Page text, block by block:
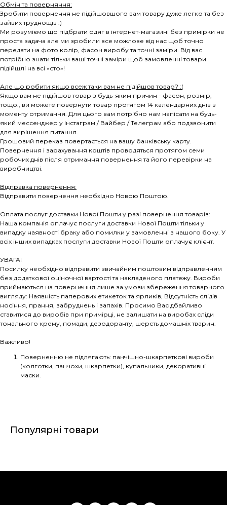
Обмін та поверняння:
Зробити повернення не підійшовшого вам товару дуже легко та без
зайвих труднощів :)
Ми розуміємо що підбрати одяг в інтернет-магазині без примірки не
проста задача але ми зробили все можлове від нас щоб точно
передати на фото колір, фасон виробу та точні заміри. Від вас
потрібно знати тільки ваші точні заміри щоб замовленні товари
підійшлі на всі «сто»!
Але що робити якщо всеж таки вам не підійшов товар? :(
Якщо вам не підійшов товар з будь-яким причин - фасон, розмір,
тощо., ви можете повернути товар протягом 14 календарних днів з
моменту отримання. Для цього вам потрібно нам напісати на будь-
який мессенджер у Інстаграм / Вайбер / Телеграм або подзвонити
для вирішення питання.
Грошовий переказ повертається на вашу банківську карту.
Повернення і зарахування коштів проводяться протягом семи
робочих днів після отримання повернення та його перевірки на
виробництві.
Відправка повернення:
Відправити повернення необхідно Новою Поштою.
Оплата послуг доставки Нової Пошти у разі повернення товарів:
Наша компанія оплачує послуги доставки Нової Пошти тільки у
випадку наявності браку або помилки у замовленні з нашого боку. У
всіх інших випадках послуги доставки Нової Пошти оплачує клієнт.
УВАГА!
Посилку необхідно відправити звичайним поштовим відправленням
без додаткової оціночної вартості та накладеного платежу. Вироби
приймаються на повернення лише за умови збереження товарного
вигляду: Наявність паперових етикеток та ярликів, Відсутність слідів
носіння, прання, забруднень і запахів. Просимо Вас дбайливо
ставитися до виробів при примірці, не залишати на виробах сліди
тонального крему, помади, дезодоранту, шерсть домашніх тварин.
Важливо!
Поверненню не підлягають: панчішно-шкарпеткові вироби
(колготки, панчохи, шкарпетки), купальники, декоративні
маски.
Популярні товари